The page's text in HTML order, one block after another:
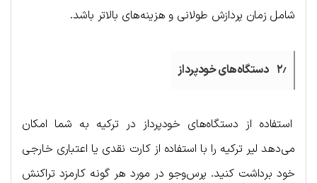
شامل زمان پردازش طولانی و هزینه‌های بالاتر باشد.
۲٫ دستگاه‌های خودپرداز
استفاده از دستگاه‌های خودپرداز در ترکیه به شما امکان
می‌دهد لیر ترکیه را با استفاده از کارت نقدی یا اعتباری خارجی
خود برداشت کنید. پرس‌وجو در مورد هر گونه کارمزد تراکنش